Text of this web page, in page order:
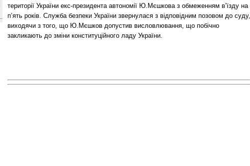
території України екс-президента автономії Ю.Мєшкова з обмеженням в’їзду на
п’ять років. Служба безпеки України звернулася з відповідним позовом до суду,
виходячи з того, що Ю.Мєшков допустив висловлювання, що побічно
закликають до зміни конституційного ладу України.